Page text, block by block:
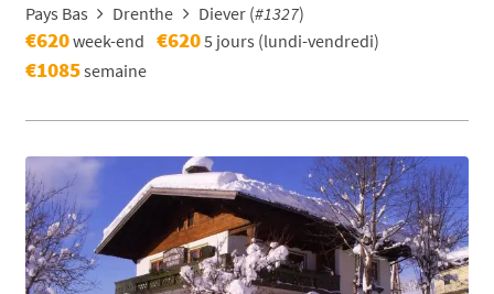
Pays Bas
Drenthe Diever (#1327)
€620week-end €6205 jours (lundi-vendredi)
€1085semaine